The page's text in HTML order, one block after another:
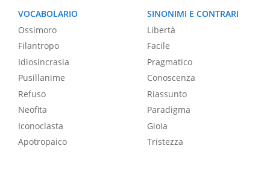
VOCABOLARIO
Ossimoro
Filantropo
Idiosincrasia
Pusillanime
Refuso
Neofita
Iconoclasta
Apotropaico
SINONIMI E CONTRARI
Libertà
Facile
Pragmatico
Conoscenza
Riassunto
Paradigma
Gioia
Tristezza